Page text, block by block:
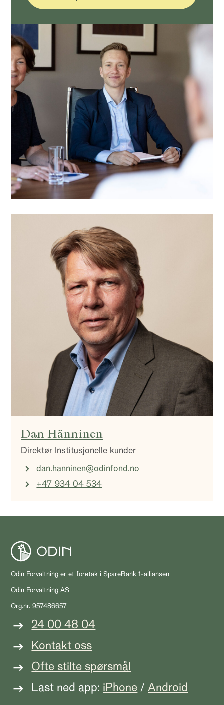
Dan Hänninen
Direktør Institusjonelle kunder
dan.hanninen@odinfond.no
+47 934 04 534
Odin Forvaltning er et foretak i SpareBank 1-alliansen
Odin Forvaltning AS
Org.nr. 957486657
24 00 48 04
Kontakt oss
Ofte stilte spørsmål
Last ned app: iPhone /Android